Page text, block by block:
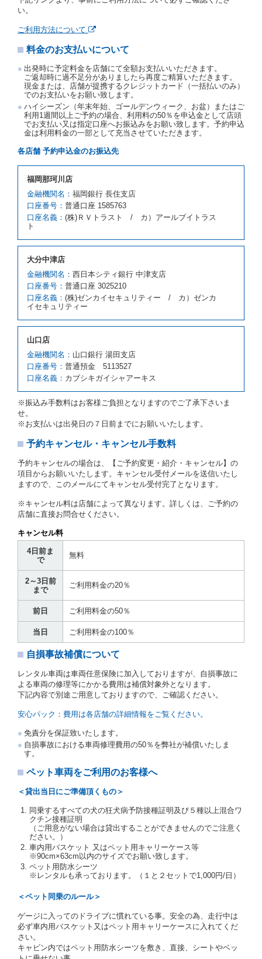
当社の都合により、予約が取り消されたとき、又は貸
約申込金を返還するものとします。
若しくは当社のいずれの責にもよらない事由により貸
たものとします。この場合、当社は受領済の予約申込
金を返還するものとします。
第５条（代替レンタカー）
当社は、借受人から予約のあった車種クラスのレンタ
カーを貸し渡すことができないときは、予約と異なる
車種クラスのレンタカー（以下「代替レンタカー」と
いいます。）の貸渡しを申し入れることができるもの
とします。
クラスを除き予約時と同一の借受条件でレンタカー提
携先の代替レンタカーを貸し渡すものとします。な
お、代替レンタカーの貸渡料金が予約された車種クラ
スの貸渡料金より高くなるときは、予約した車種クラ
スの貸渡料金によるものとし、予約された車種クラス
借受人は、第１項の代替レンタカーの貸渡しの申入れ
を拒絶し、予約を取り消すことができるものとしま
す。
前項の場合、第１項の貸渡しをすることができない原
因が、当社の責に帰する事由によるときには第４条第
４項の予約の取消しとして取り扱い、当社は受領済の
予約申込金を返還するものとします。
原因が、当社の責に帰さない事由による時には第４条
第５項の予約の取消しとして取り扱い、当社は受領済
の予約申込金を返還するものとします。
第６条（免責）
当社及び借受人は、予約が取り消され、又は貸渡契約
が締結されなかったことについて、第４条及び第５条
に定める場合を除き、相互に何らの請求をしないもの
とします。
第３章／貸 渡 し
第７条（貸渡契約の締結）
借受人は第２条第１項に定める借受条件を明示し、当
貸渡契約を締結するものとします。ただし、貸し渡す
ことができるレンタカーがない場合又は借受人若しく
は運転者が第８条第１項若しくは第２項各号のいずれ
かに該当する場合を除きます。
貸渡契約を締結した場合、借受人は当社に第１0条第
１項に定める貸渡料金を支払うものとします。
運転者の義務と定められた事項を遵守するものとしま
す。
当社は、監督官庁の基本通達（注１）に基づき、貸渡
運転者の氏名、住所、運転免許の種類及び運転免許証
写しを添付するため、貸渡契約の締結にあたり、借受
人に対し、借受人の指定する運転者（以下「運転者」
といいます。）の運転免許証の提示を求めるほか、そ
の写しの提出を求めることがあります。この場合、借
受人は、自己が運転者であるときは自己の運転免許証
の運転免許証を提示するものとします。
交通局長通達「レンタカーに関する基本通達」（自
旅第138号 平成7年6月13日）の２．(10)及び(11)の
注２）運転免許証とは、道路交通法第９２条に規定
される運転免許証のうち、道路交通法施行規則第１
９条別記様式第１４の書式の運転免許証をいいま
す。
当社は、貸渡契約の締結にあたり、借受人及び運転者
に対し、運転免許証のほかに本人確認ができる書類の
提示を求め、及び提出された書類の写しをとることが
あります。
当社は、貸渡契約の締結にあたり、借受期間中に借受
人及び運転者と連絡するための携帯電話番号等の告知
を求めます。
レジットカード若しくは現金による支払いを求め、又
借受人は契約後の借受期間の延長はできないものとし
ます。
当社は、借受人又は運転者が前3項に従わない場合
は、貸渡契約の締結を拒絶するとともに、予約を取消
い。
ご利用方法について
料金のお支払いについて
出発時に予定料金を店舗にて全額お支払いいただきます。
ご返却時に過不足分がありましたら再度ご精算いただきます。
現金または、店舗が提携するクレジットカード（一括払いのみ）
でのお支払いをお願い致します。
ハイシーズン（年末年始、ゴールデンウィーク、お盆）またはご
利用1週間以上ご予約の場合、利用料の50％を申込金として店頭
でお支払い又は指定口座へお振込みをお願い致します。予約申込
金は利用料金の一部として充当させていただきます。
各店舗 予約申込金のお振込先
福岡那珂川店
金融機関名： 福岡銀行 長住支店
口座番号： 普通口座 1585763
口座名義： (株)ＲＶトラスト / カ）アールブイトラス
ト
大分中津店
金融機関名： 西日本シティ銀行 中津支店
口座番号： 普通口座 3025210
口座名義： (株)ゼンカイセキュリティー / カ）ゼンカ
イセキュリティー
山口店
金融機関名： 山口銀行 湯田支店
口座番号： 普通預金 5113527
口座名義： カブシキガイシャアーキス
※振込み手数料はお客様ご負担となりますのでご了承下さいま
せ。
※お支払いは出発日の７日前までにお願いいたします。
予約キャンセル・キャンセル手数料
予約キャンセルの場合は、【ご予約変更・紹介・キャンセル】の
項目からお願いいたします。キャンセル受付メールを送信いたし
ますので、このメールにてキャンセル受付完了となります。
※キャンセル料は店舗によって異なります。詳しくは、ご予約の
店舗に直接お問合せください。
キャンセル料
4日前ま
で
無料
2～3日前
まで
ご利用料金の20％
前日 ご利用料金の50％
当日 ご利用料金の100％
自損事故補償について
レンタル車両は車両任意保険に加入しておりますが、自損事故に
よる車両の修理等にかかる費用は補償対象外となります。
下記内容で別途ご用意しておりますので、ご確認ください。
安心パック：費用は各店舗の詳細情報をご覧ください。
免責分を保証致いたします。
自損事故における車両修理費用の50％を弊社が補償いたしま
す。
ペット車両をご利用のお客様へ
＜貸出当日にご準備頂くもの＞
同乗するすべての犬の狂犬病予防接種証明及び５種以上混合ワ
クチン接種証明
（ご用意がない場合は貸出することができませんのでご注意く
ださい。）
車内用バスケット 又はペット用キャリーケース等
※90cm×63cm以内のサイズでお願い致します。
ペット用防水シーツ
※レンタルも承っております。（１と２セットで1,000円/日）
＜ペット同乗のルール＞
ゲージに入ってのドライブに慣れている事。安全の為、走行中は
必ず車内用バスケット又はペット用キャリーケースに入れてくだ
さい。
キャビン内ではペット用防水シーツを敷き、直接、シートやベッ